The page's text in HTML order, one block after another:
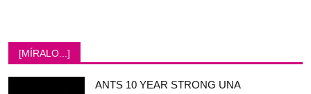
[MÍRALO...]
ANTS 10 YEAR STRONG UNA